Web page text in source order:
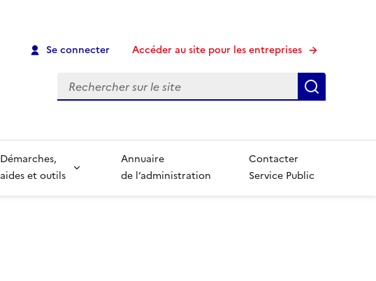
Se connecter Accéder au site pour les entreprises
Recherche
Démarches,
aides et outils
Annuaire
de l’administration
Contacter
Service Public